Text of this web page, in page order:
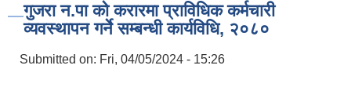
गुजरा न.पा को करारमा प्राविधिक कर्मचारी
व्यवस्थापन गर्ने सम्बन्धी कार्यविधि, २०८०
Submitted on: Fri, 04/05/2024 - 15:26